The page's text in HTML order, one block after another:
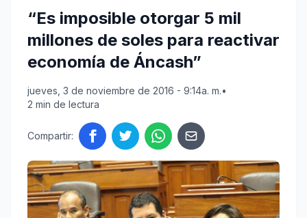
“Es imposible otorgar 5 mil
millones de soles para reactivar
economía de Áncash”
jueves, 3 de noviembre de 2016 - 9:14a. m.•
2 min de lectura
Compartir: